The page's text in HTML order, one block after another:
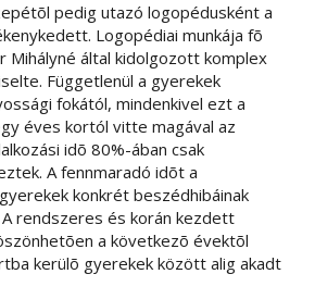
pedig utazó logopédusként a
Logopédiai munkája fõ
Mihályné által kidolgozott komplex
Függetlenül a gyerekek
fokától, mindenkivel ezt a
éves kortól vitte magával az
idõ 80%-ában csak
A fennmaradó idõt a
konkrét beszédhibáinak
rendszeres és korán kezdett
a következõ évektõl
kerülõ gyerekek között alig akadt